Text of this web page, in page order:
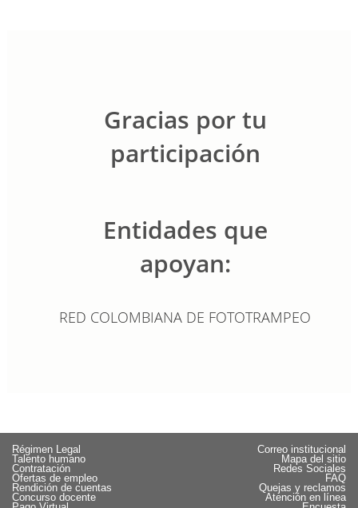
Gracias por tu
participación
Entidades que
apoyan:
RED COLOMBIANA DE FOTOTRAMPEO
Régimen Legal
Talento humano
Contratación
Ofertas de empleo
Rendición de cuentas
Concurso docente
Correo institucional
Mapa del sitio
Redes Sociales
FAQ
Quejas y reclamos
Atención en línea